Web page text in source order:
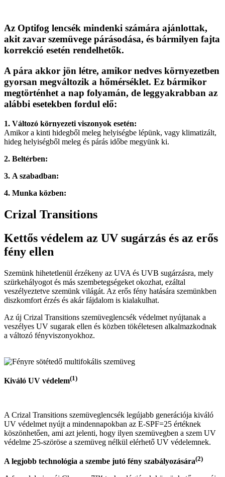
Az Optifog lencsék mindenki számára ajánlottak,
akit zavar szemüvege párásodása, és bármilyen fajta
korrekció esetén rendelhetők.
A pára akkor jön létre, amikor nedves környezetben
gyorsan megváltozik a hőmérséklet. Ez bármikor
megtörténhet a nap folyamán, de leggyakrabban az
alábbi esetekben fordul elő:
1. Változó környezeti viszonyok esetén:
Amikor a kinti hidegből meleg helyiségbe lépünk, vagy klimatizált,
hideg helyiségből meleg és párás időbe megyünk ki.
2. Beltérben:
3. A szabadban:
4. Munka közben:
Crizal Transitions
Kettős védelem az UV sugárzás és az erős
fény ellen
Szemünk hihetetlenül érzékeny az UVA és UVB sugárzásra, mely
szürkehályogot és más szembetegségeket okozhat, ezáltal
veszélyeztetve szemünk világát. Az erős fény hatására szemünkben
diszkomfort érzés és akár fájdalom is kialakulhat.
Az új Crizal Transitions szemüveglencsék védelmet nyújtanak a
veszélyes UV sugarak ellen és közben tökéletesen alkalmazkodnak
a változó fényviszonyokhoz.
Kiváló UV védelem(1)
A Crizal Transitions szemüveglencsék legújabb generációja kiváló
UV védelmet nyújt a mindennapokban az E-SPF=25 értéknek
köszönhetően, ami azt jelenti, hogy ilyen szemüvegben a szem UV
védelme 25-szöröse a szemüveg nélkül elérhető UV védelemnek.
A legjobb technológia a szembe jutó fény szabályozására(2)